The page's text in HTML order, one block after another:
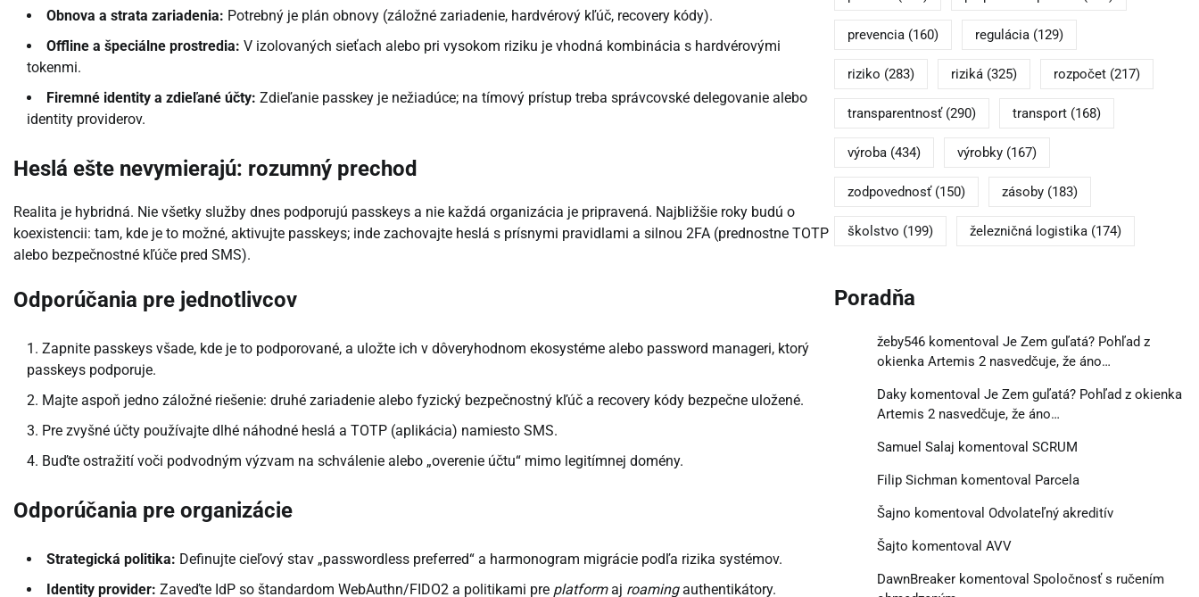
Obnova a strata zariadenia: Potrebný je plán obnovy (záložné zariadenie, hardvérový kľúč, recovery kódy).
Offline a špeciálne prostredia: V izolovaných sieťach alebo pri vysokom riziku je vhodná kombinácia s hardvérovými
tokenmi.
Firemné identity a zdieľané účty: Zdieľanie passkey je nežiadúce; na tímový prístup treba správcovské delegovanie alebo
identity providerov.
Heslá ešte nevymierajú: rozumný prechod
Realita je hybridná. Nie všetky služby dnes podporujú passkeys a nie každá organizácia je pripravená. Najbližšie roky budú o
koexistencii: tam, kde je to možné, aktivujte passkeys; inde zachovajte heslá s prísnymi pravidlami a silnou 2FA (prednostne TOTP
alebo bezpečnostné kľúče pred SMS).
Odporúčania pre jednotlivcov
Zapnite passkeys všade, kde je to podporované, a uložte ich v dôveryhodnom ekosystéme alebo password manageri, ktorý
passkeys podporuje.
Majte aspoň jedno záložné riešenie: druhé zariadenie alebo fyzický bezpečnostný kľúč a recovery kódy bezpečne uložené.
Pre zvyšné účty používajte dlhé náhodné heslá a TOTP (aplikácia) namiesto SMS.
Buďte ostražití voči podvodným výzvam na schválenie alebo „overenie účtu“ mimo legitímnej domény.
Odporúčania pre organizácie
Strategická politika: Definujte cieľový stav „passwordless preferred“ a harmonogram migrácie podľa rizika systémov.
Identity provider: Zaveďte IdP so štandardom WebAuthn/FIDO2 a politikami pre platformaj roamingauthentikátory.
prevencia(160) regulácia(129)
riziko (283) riziká(325) rozpočet(217)
transparentnosť(290) transport(168)
výroba(434) výrobky(167)
zodpovednosť(150) zásoby(183)
školstvo (199) železničná logistika(174)
Poradňa
žeby546komentoval Je Zem guľatá? Pohľad z
okienka Artemis 2 nasvedčuje, že áno…
Dakykomentoval Je Zem guľatá? Pohľad z okienka
Artemis 2 nasvedčuje, že áno…
Samuel Salaj komentoval SCRUM
Filip Sichmankomentoval Parcela
Šajno komentoval Odvolateľný akreditív
Šajto komentoval AVV
DawnBreakerkomentoval Spoločnosť s ručením